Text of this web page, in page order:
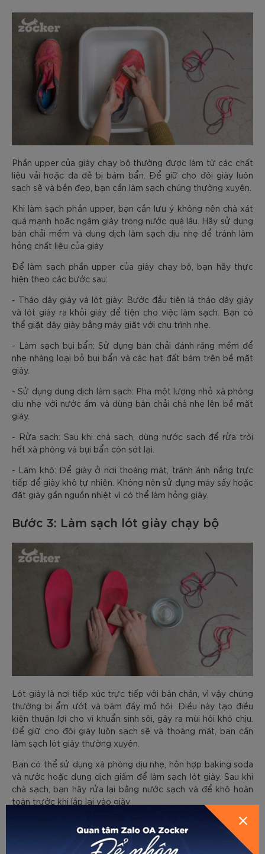
Phần upper của giày chạy bộ thường được làm từ các chất
liệu vải hoặc da dễ bị bám bẩn. Để giữ cho đôi giày luôn
sạch sẽ và bền đẹp, bạn cần làm sạch chúng thường xuyên.
Khi làm sạch phần upper, bạn cần lưu ý không nên chà xát
quá mạnh hoặc ngâm giày trong nước quá lâu. Hãy sử dụng
bàn chải mềm và dung dịch làm sạch dịu nhẹ để tránh làm
hỏng chất liệu của giày
Để làm sạch phần upper của giày chạy bộ, bạn hãy thực
hiện theo các bước sau:
- Tháo dây giày và lót giày: Bước đầu tiên là tháo dây giày
và lót giày ra khỏi giày để tiện cho việc làm sạch. Bạn có
thể giặt dây giày bằng máy giặt với chu trình nhẹ.
- Làm sạch bụi bẩn: Sử dụng bàn chải đánh răng mềm để
nhẹ nhàng loại bỏ bụi bẩn và các hạt đất bám trên bề mặt
giày.
- Sử dụng dung dịch làm sạch: Pha một lượng nhỏ xà phòng
dịu nhẹ với nước ấm và dùng bàn chải chà nhẹ lên bề mặt
giày.
- Rửa sạch: Sau khi chà sạch, dùng nước sạch để rửa trôi
hết xà phòng và bụi bẩn còn sót lại.
- Làm khô: Để giày ở nơi thoáng mát, tránh ánh nắng trực
tiếp để giày khô tự nhiên. Không nên sử dụng máy sấy hoặc
đặt giày gần nguồn nhiệt vì có thể làm hỏng giày.
Bước 3: Làm sạch lót giày chạy bộ
Lót giày là nơi tiếp xúc trực tiếp với bàn chân, vì vậy chúng
thường bị ẩm ướt và bám đầy mồ hôi. Điều này tạo điều
kiện thuận lợi cho vi khuẩn sinh sôi, gây ra mùi hôi khó chịu.
Để giữ cho đôi giày luôn sạch sẽ và thoáng mát, bạn cần
làm sạch lót giày thường xuyên.
Bạn có thể sử dụng xà phòng dịu nhẹ, hỗn hợp baking soda
và nước hoặc dung dịch giấm để làm sạch lót giày. Sau khi
chà sạch, bạn hãy rửa lại bằng nước sạch và để khô hoàn
toàn trước khi lắp lại vào giày
Bước 4: Làm khô giày chạy bộ